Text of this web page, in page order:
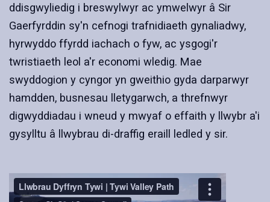
ddisgwyliedig i breswylwyr ac ymwelwyr â Sir
Gaerfyrddin sy'n cefnogi trafnidiaeth gynaliadwy,
hyrwyddo ffyrdd iachach o fyw, ac ysgogi'r
twristiaeth leol a'r economi wledig. Mae
swyddogion y cyngor yn gweithio gyda darparwyr
hamdden, busnesau lletygarwch, a threfnwyr
digwyddiadau i wneud y mwyaf o effaith y llwybr a'i
gysylltu â llwybrau di-draffig eraill ledled y sir.